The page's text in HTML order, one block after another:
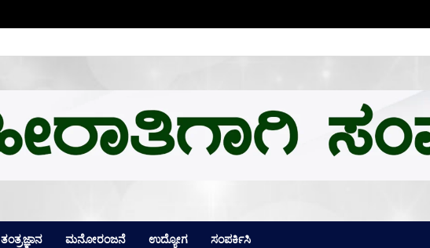
ತಂತ್ರಜ್ಞಾನ ಮನೋರಂಜನೆ ಉದ್ಯೋಗ ಸಂಪರ್ಕಿಸಿ